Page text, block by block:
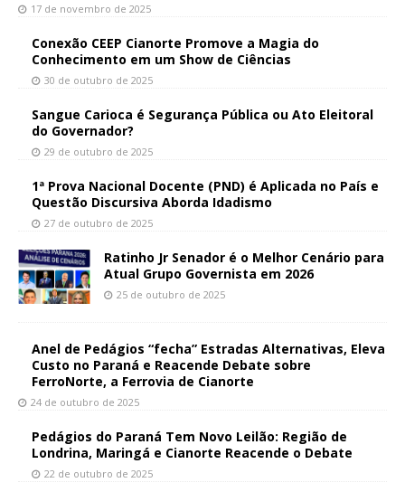
17 de novembro de 2025
Conexão CEEP Cianorte Promove a Magia do
Conhecimento em um Show de Ciências
30 de outubro de 2025
Sangue Carioca é Segurança Pública ou Ato Eleitoral
do Governador?
29 de outubro de 2025
1ª Prova Nacional Docente (PND) é Aplicada no País e
Questão Discursiva Aborda Idadismo
27 de outubro de 2025
Ratinho Jr Senador é o Melhor Cenário para
Atual Grupo Governista em 2026
25 de outubro de 2025
Anel de Pedágios “fecha” Estradas Alternativas, Eleva
Custo no Paraná e Reacende Debate sobre
FerroNorte, a Ferrovia de Cianorte
24 de outubro de 2025
Pedágios do Paraná Tem Novo Leilão: Região de
Londrina, Maringá e Cianorte Reacende o Debate
22 de outubro de 2025